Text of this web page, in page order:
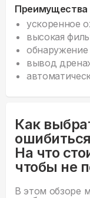
Преимущества
ускоренное
высокая
обнаружение
вывод
Как
На что
чтобы не
В этом обзоре